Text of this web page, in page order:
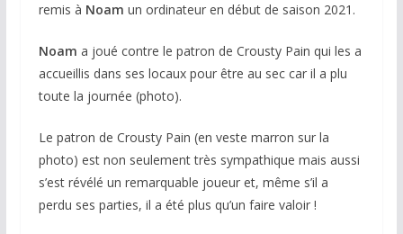
remis à Noam un ordinateur en début de saison 2021.
Noam a joué contre le patron de Crousty Pain qui les a
accueillis dans ses locaux pour être au sec car il a plu
toute la journée (photo).
Le patron de Crousty Pain (en veste marron sur la
photo) est non seulement très sympathique mais aussi
s’est révélé un remarquable joueur et, même s’il a
perdu ses parties, il a été plus qu’un faire valoir !